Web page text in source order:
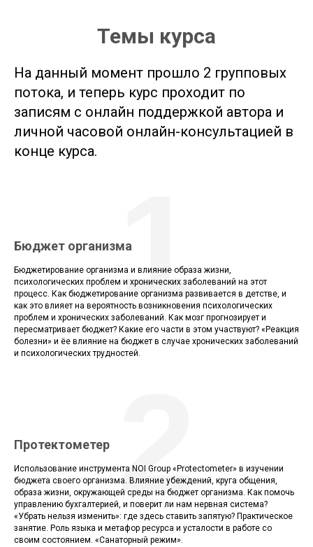
Темы курса
На данный момент прошло 2 групповых
потока, и теперь курс проходит по
записям с онлайн поддержкой автора и
личной часовой онлайн-консультацией в
конце курса.
Бюджет организма
Бюджетирование организма и влияние образа жизни,
психологических проблем и хронических заболеваний на этот
процесс. Как бюджетирование организма развивается в детстве, и
как это влияет на вероятность возникновения психологических
проблем и хронических заболеваний. Как мозг прогнозирует и
пересматривает бюджет? Какие его части в этом участвуют? «Реакция
болезни» и ёе влияние на бюджет в случае хронических заболеваний
и психологических трудностей.
1
Протектометер
Использование инструмента NOI Group «Protectometer» в изучении
бюджета своего организма. Влияние убеждений, круга общения,
образа жизни, окружающей среды на бюджет организма. Как помочь
управлению бухгалтерией, и поверит ли нам нервная система?
«Убрать нельзя изменить»: где здесь ставить запятую? Практическое
занятие. Роль языка и метафор ресурса и усталости в работе со
своим состоянием. «Санаторный режим».
2